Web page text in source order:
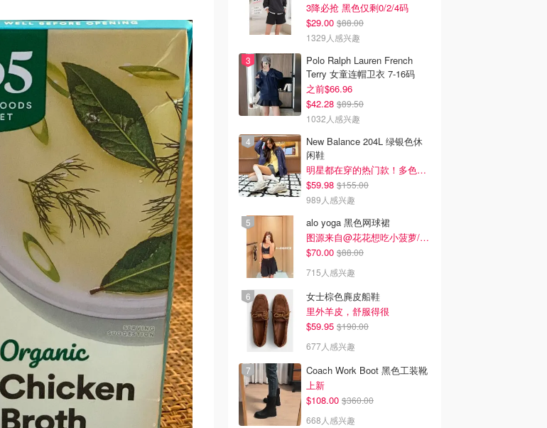
3降必抢 黑色仅剩0/2/4码
$29.00 $88.00
1329人感兴趣
Polo Ralph Lauren French
Terry 女童连帽卫衣 7-16码
之前$66.96
$42.28 $89.50
1032人感兴趣
New Balance 204L 绿银色休
闲鞋
明星都在穿的热门款！多色可选 3.8折
$59.98 $155.00
989人感兴趣
alo yoga 黑色网球裙
图源来自@花花想吃小菠萝/xhs
$70.00 $88.00
715人感兴趣
女士棕色麂皮船鞋
里外羊皮，舒服得很
$59.95 $190.00
677人感兴趣
Coach Work Boot 黑色工装靴
上新
$108.00 $360.00
668人感兴趣